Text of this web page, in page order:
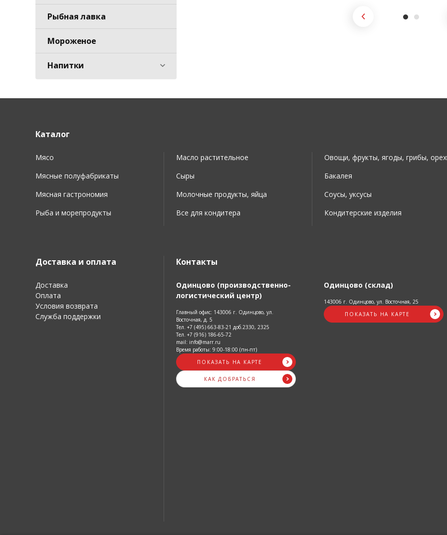
Рыбная лавка
Мороженое
Напитки
Каталог
Мясо
Мясные полуфабрикаты
Мясная гастрономия
Рыба и морепродукты
Масло растительное
Сыры
Молочные продукты, яйца
Все для кондитера
Овощи, фрукты, ягоды, грибы,
Бакалея
Соусы, уксусы
Кондитерские изделия
Доставка и оплата
Доставка
Оплата
Условия возврата
Служба поддержки
Контакты
Одинцово (производственно-
логистический центр)
Главный офис: 143006 г. Одинцово, ул.
Восточная, д. 5
Тел. +7 (495) 663-83-21 доб.2330, 2325
Тел. +7 (916) 186-65-72
mail: info@marr.ru
Время работы: 9:00-18:00 (пн-пт)
ПОКАЗАТЬ НА КАРТЕ
КАК ДОБРАТЬСЯ
Одинцово (склад)
143006 г. Одинцово, ул. Восточная, 25
ПОКАЗАТЬ НА КАРТЕ